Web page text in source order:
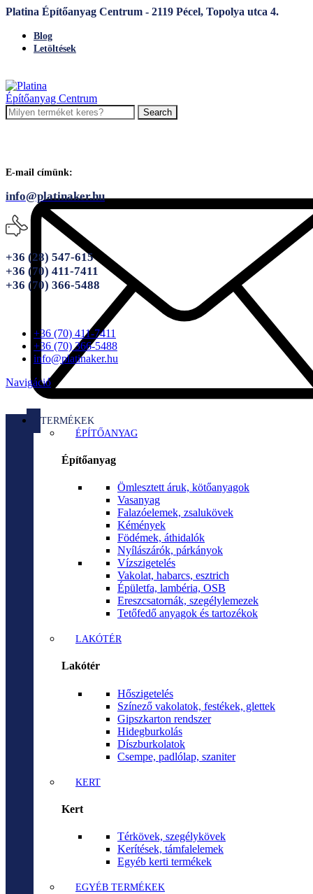
Platina Építőanyag Centrum - 2119 Pécel, Topolya utca 4.
Blog
Letöltések
Search
E-mail címünk:
info@platinaker.hu
+36 (28) 547-615
+36 (70) 411-7411
+36 (70) 366-5488
+36 (70) 411-7411
+36 (70) 366-5488
info@platinaker.hu
Navigáció
TERMÉKEK
ÉPÍTŐANYAG
Építőanyag
Ömlesztett áruk, kötőanyagok
Vasanyag
Falazóelemek, zsalukövek
Kémények
Födémek, áthidalók
Nyílászárók, párkányok
Vízszigetelés
Vakolat, habarcs, esztrich
Épületfa, lambéria, OSB
Ereszcsatornák, szegélylemezek
Tetőfedő anyagok és tartozékok
LAKÓTÉR
Lakótér
Hőszigetelés
Színező vakolatok, festékek, glettek
Gipszkarton rendszer
Hidegburkolás
Díszburkolatok
Csempe, padlólap, szaniter
KERT
Kert
Térkövek, szegélykövek
Kerítések, támfalelemek
Egyéb kerti termékek
EGYÉB TERMÉKEK